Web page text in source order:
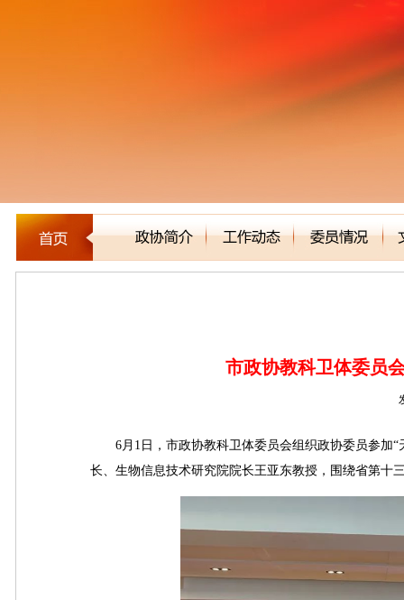
市政协教科卫体委员
6月1日，市政协教科卫体委员会组织政协委员参加“
长、生物信息技术研究院院长王亚东教授，围绕省第十